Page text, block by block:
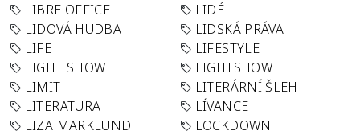
LIBRE OFFICE
LIDÉ
LIDOVÁ HUDBA
LIDSKÁ PRÁVA
LIFE
LIFESTYLE
LIGHT SHOW
LIGHTSHOW
LIMIT
LITERÁRNÍ ŠLEH
LITERATURA
LÍVANCE
LIZA MARKLUND
LOCKDOWN